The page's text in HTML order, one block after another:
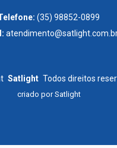
(35) 98852-0899
Satlight Todos direitos
criado porSatlight